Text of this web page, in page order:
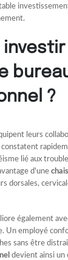
?
leurs
constatent
lié aux
d'une
dorsales,
également
Un employé
sans être
devient ainsi un